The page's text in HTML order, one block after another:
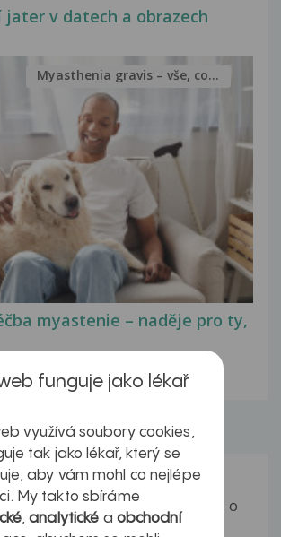
v datech a obrazech
myastenie – naděje pro ty,
Myasthenia gravis – vše, co...
bílé krvinky
se již pár měsíců snažíme o
spermiogram...
funguje jako lékař
využívá soubory cookies,
tak jako lékař, který se
aby vám mohl co nejlépe
My takto sbíráme
,analytické a obchodní